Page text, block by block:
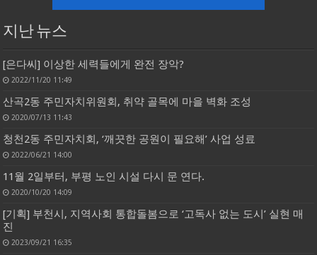
지난 뉴스
[은다씨] 이상한 세력들에게 완전 장악?
2022/11/20 11:49
산곡2동 주민자치위원회, 취약 골목에 마을 벽화 조성
2020/07/13 11:43
청천2동 주민자치회, ‘깨끗한 공원이 필요해’ 사업 성료
2022/06/21 14:00
11월 2일부터, 부평 노인 시설 다시 문 연다.
2020/10/20 14:09
[기획] 부천시, 지역사회 통합돌봄으로 ‘고독사 없는 도시’ 실현 매
진
2023/09/21 16:35